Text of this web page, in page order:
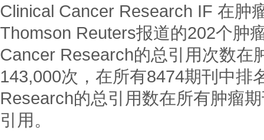
Clinical Cancer Research IF 在肿
Thomson Reuters报道的202个肿
Cancer Research的总引用次数在
143,000次，在所有8474期刊中排
Research的总引用数在所有肿瘤
引用。